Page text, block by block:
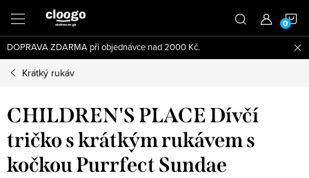
obsah
DOPRAVA ZDARMA při objednávce nad 2000 Kč.
Krátký rukáv
CHILDREN'S PLACE Dívčí
tričko s krátkým rukávem s
kočkou Purrfect Sundae